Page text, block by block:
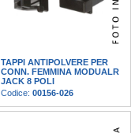
TAPPI ANTIPOLVERE PER
CONN. FEMMINA MODUALR
JACK 8 POLI
Codice: 00156-026